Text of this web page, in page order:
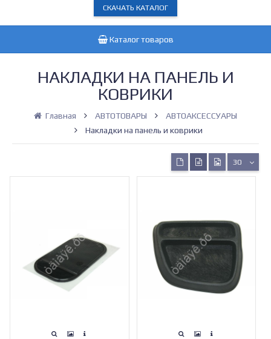
СКАЧАТЬ КАТАЛОГ
Каталог товаров
НАКЛАДКИ НА ПАНЕЛЬ И
КОВРИКИ
Главная АВТОТОВАРЫ
АВТОАКСЕССУАРЫ
Накладки на панель и коврики
30